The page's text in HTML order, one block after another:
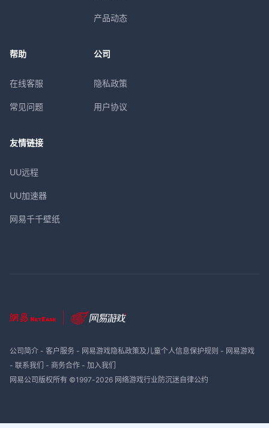
产品动态
帮助
在线客服
常见问题
公司
隐私政策
用户协议
友情链接
UU远程
UU加速器
网易千千壁纸
公司简介- 客户服务- 网易游戏隐私政策及儿童个人信息保护规则 - 网易游戏
- 联系我们 - 商务合作- 加入我们
网易公司版权所有 ©1997-2026 网络游戏行业防沉迷自律公约